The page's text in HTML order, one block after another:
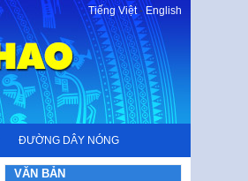
Tiếng Việt-English
ĐƯỜNG DÂY NÓNG
VĂN BẢN